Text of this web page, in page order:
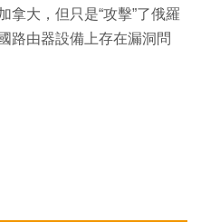
拿大，但只是“攻擊”了俄羅
路由器設備上存在漏洞問